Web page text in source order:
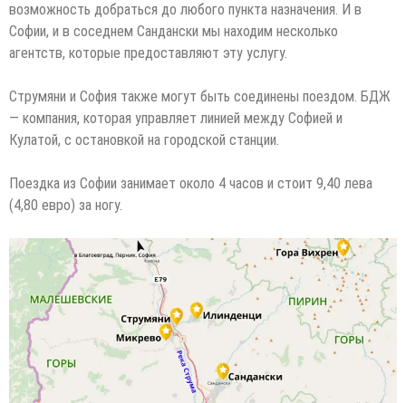
возможность добраться до любого пункта назначения. И в
Софии, и в соседнем Сандански мы находим несколько
агентств, которые предоставляют эту услугу.
Струмяни и София также могут быть соединены поездом. БДЖ
— компания, которая управляет линией между Софией и
Кулатой, с остановкой на городской станции.
Поездка из Софии занимает около 4 часов и стоит 9,40 лева
(4,80 евро) за ногу.